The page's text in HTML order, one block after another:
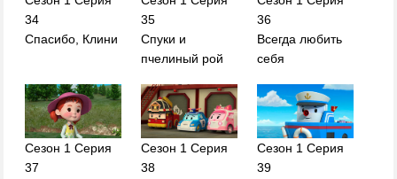
34
Спасибо, Клини
35
Спуки и
пчелиный рой
36
Всегда любить
себя
Сезон 1 Серия
37
Сезон 1 Серия
38
Сезон 1 Серия
39